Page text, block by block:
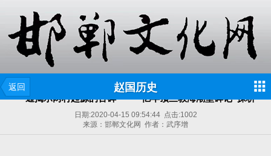
返回 赵国历史
一通揭示两村起源的古碑 ——“亿年顶三教海潮堂碑记”探析
日期:2020-04-15 09:54:44点击:1002
来源：邯郸文化网 作者：武序增